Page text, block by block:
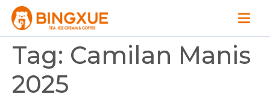
Tag: Camilan Manis
2025